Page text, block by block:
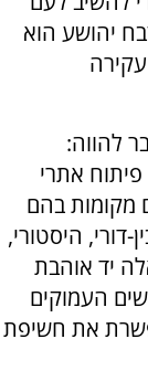
יהושע הוא
להווה:
אתרי
מקומות בהם
דורי, היסטורי,
יד אוהבת
העמוקים
את חשיפת